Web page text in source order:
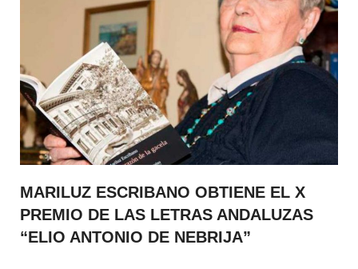
MARILUZ ESCRIBANO OBTIENE EL X
PREMIO DE LAS LETRAS ANDALUZAS
“ELIO ANTONIO DE NEBRIJA”